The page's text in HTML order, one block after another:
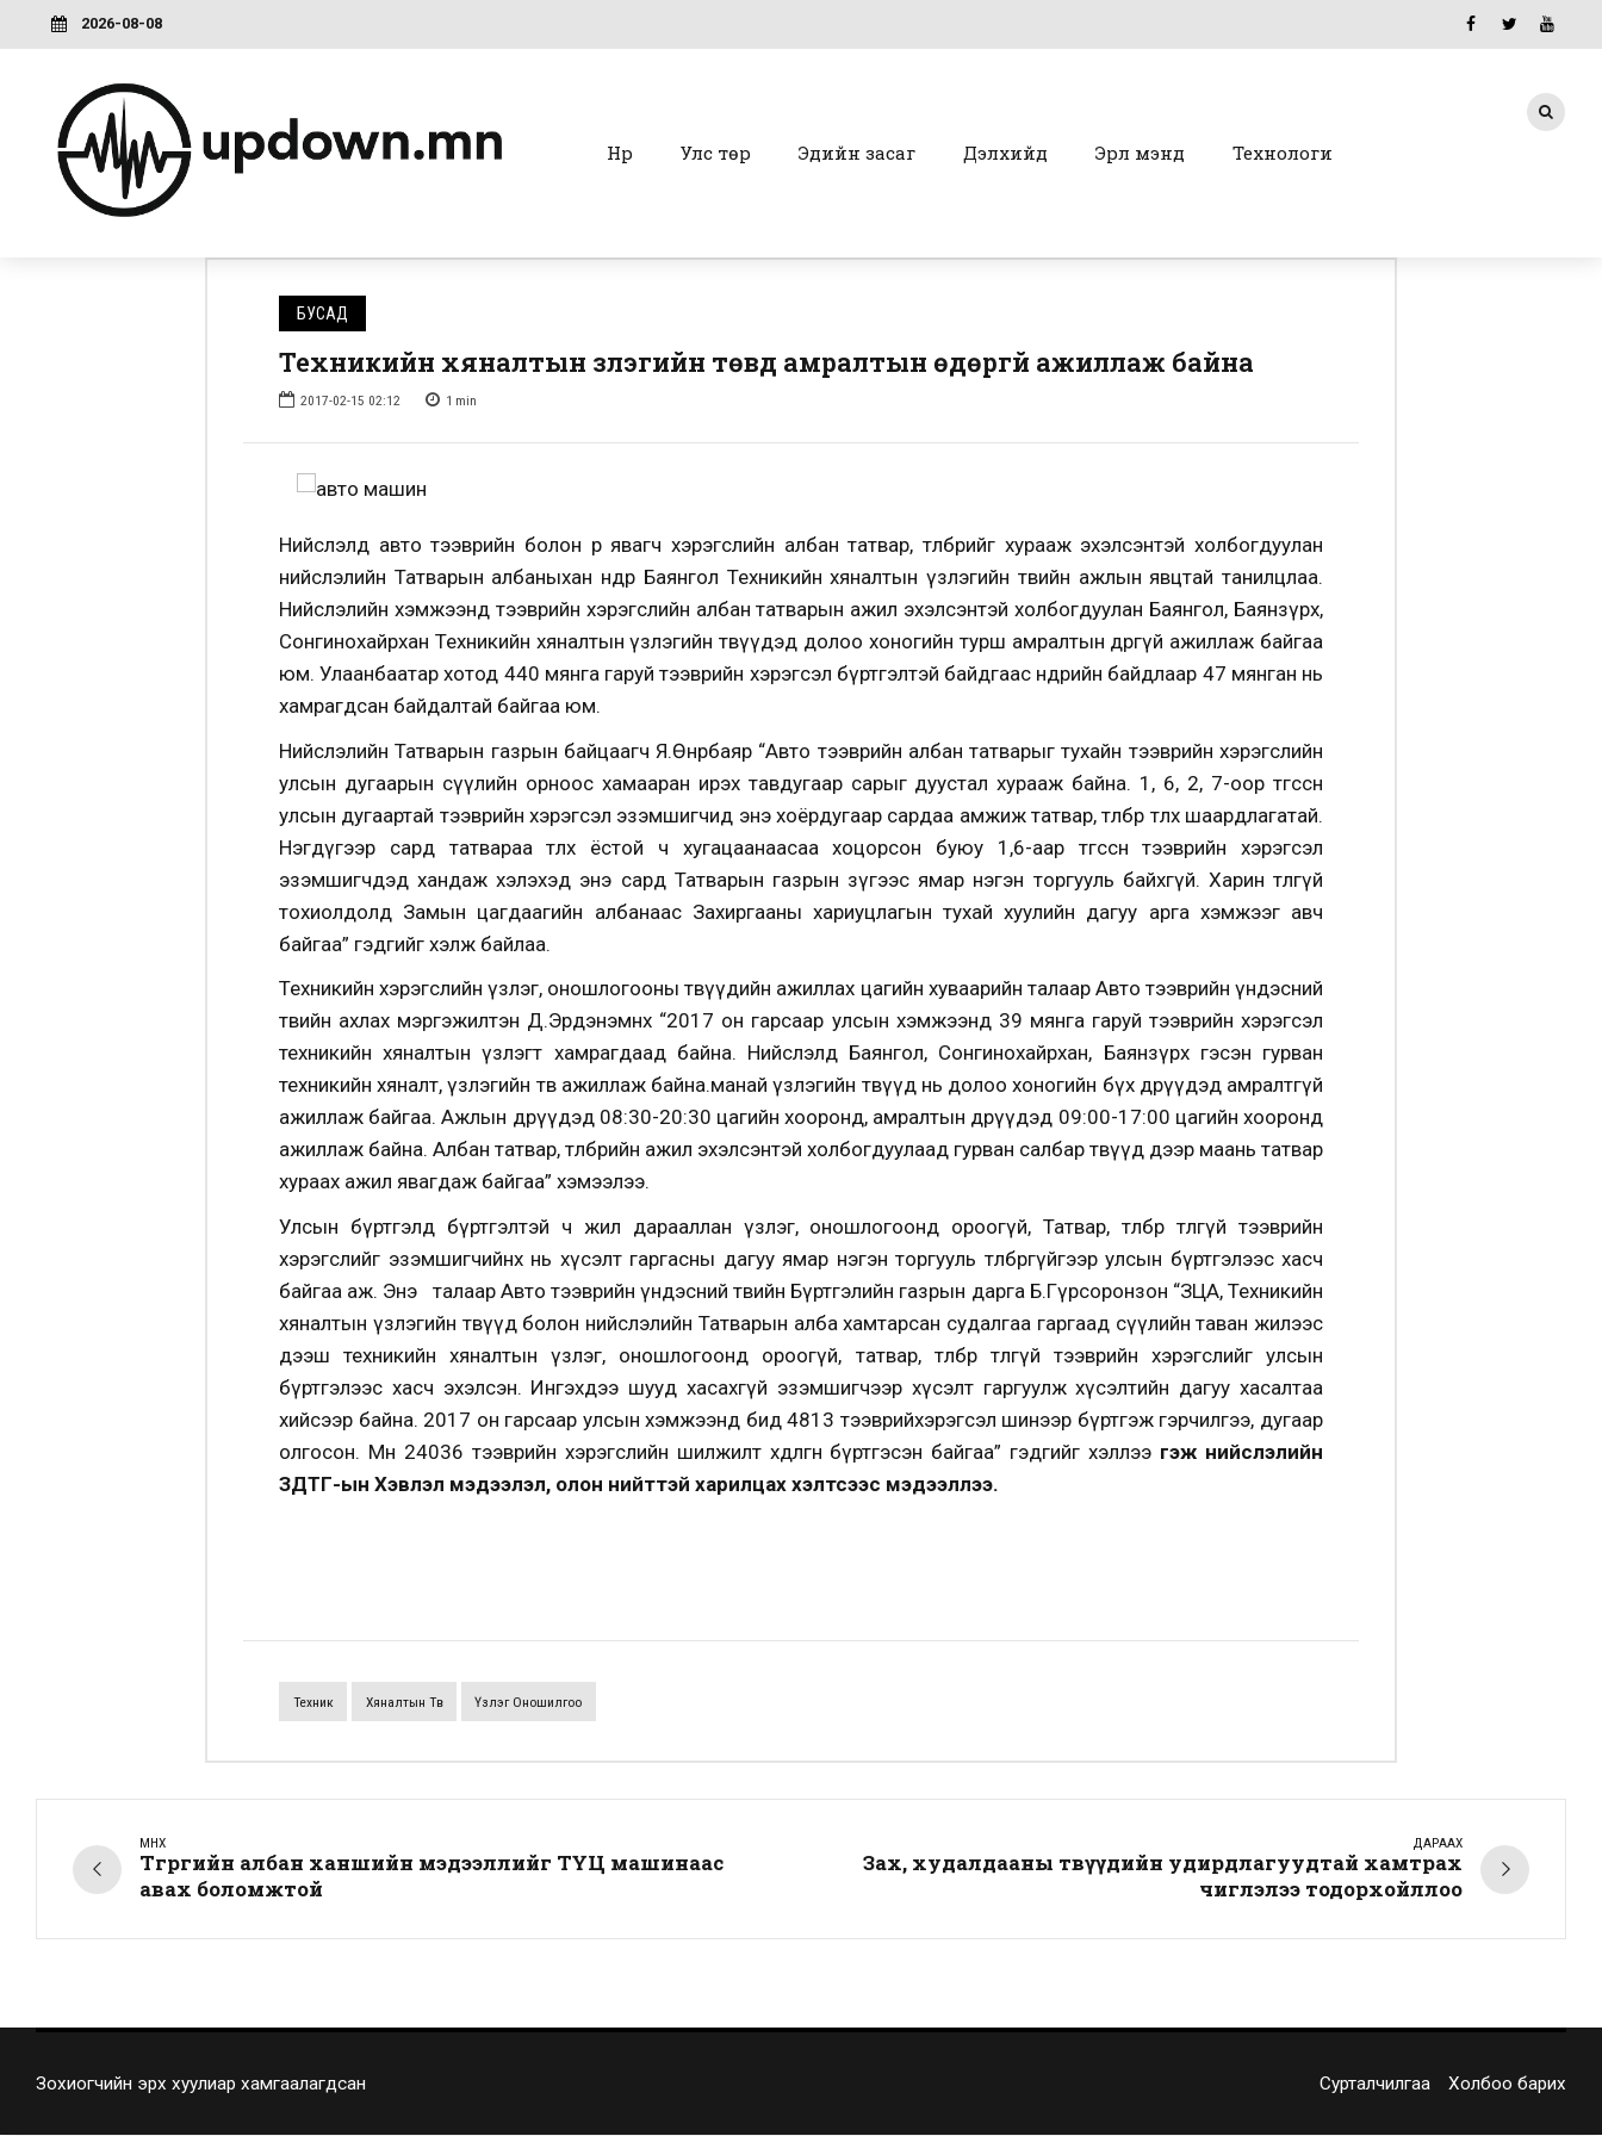
2026-08-08
Нүүр Улс төр Эдийн засаг Дэлхийд Эрүүл мэнд Технологи
БУСАД
Техникийн хяналтын үзлэгийн төвүүд амралтын өдөргүй ажиллаж байна
2017-02-15 02:12 1 min
Нийслэлд авто тээврийн болон өөрөө явагч хэрэгслийн албан татвар, төлбөрийг хурааж эхэлсэнтэй холбогдуулан
нийслэлийн Татварын албаныхан өнөөдөр Баянгол Техникийн хяналтын үзлэгийн төвийн ажлын явцтай танилцлаа.
Нийслэлийн хэмжээнд тээврийн хэрэгслийн албан татварын ажил эхэлсэнтэй холбогдуулан Баянгол, Баянзүрх,
Сонгинохайрхан Техникийн хяналтын үзлэгийн төвүүдэд долоо хоногийн турш амралтын өдөргүй ажиллаж байгаа
юм. Улаанбаатар хотод 440 мянга гаруй тээврийн хэрэгсэл бүртгэлтэй байдгаас өнөөдрийн байдлаар 47 мянган нь
хамрагдсан байдалтай байгаа юм.
Нийслэлийн Татварын газрын байцаагч Я.Өнөрбаяр “Авто тээврийн албан татварыг тухайн тээврийн хэрэгслийн
улсын дугаарын сүүлийн орноос хамааран ирэх тавдугаар сарыг дуустал хурааж байна. 1, 6, 2, 7-оор төгссөн
улсын дугаартай тээврийн хэрэгсэл эзэмшигчид энэ хоёрдугаар сардаа амжиж татвар, төлбөрөө төлөх шаардлагатай.
Нэгдүгээр сард татвараа төлөх ёстой ч хугацаанаасаа хоцорсон буюу 1,6-аар төгссөн тээврийн хэрэгсэл
эзэмшигчдэд хандаж хэлэхэд энэ сард Татварын газрын зүгээс ямар нэгэн торгууль байхгүй. Харин төлөөгүй
тохиолдолд Замын цагдаагийн албанаас Захиргааны хариуцлагын тухай хуулийн дагуу арга хэмжээг авч
байгаа” гэдгийг хэлж байлаа.
Техникийн хэрэгслийн үзлэг, оношлогооны төвүүдийн ажиллах цагийн хуваарийн талаар Авто тээврийн үндэсний
төвийн ахлах мэргэжилтэн Д.Эрдэнэмөнх “2017 он гарсаар улсын хэмжээнд 39 мянга гаруй тээврийн хэрэгсэл
техникийн хяналтын үзлэгт хамрагдаад байна. Нийслэлд Баянгол, Сонгинохайрхан, Баянзүрх гэсэн гурван
техникийн хяналт, үзлэгийн төв ажиллаж байна.манай үзлэгийн төвүүд нь долоо хоногийн бүх өдрүүдэд амралтгүй
ажиллаж байгаа. Ажлын өдрүүдэд 08:30-20:30 цагийн хооронд, амралтын өдрүүдэд 09:00-17:00 цагийн хооронд
ажиллаж байна. Албан татвар, төлбөрийн ажил эхэлсэнтэй холбогдуулаад гурван салбар төвүүд дээр маань татвар
хураах ажил явагдаж байгаа” хэмээлээ.
Улсын бүртгэлд бүртгэлтэй ч жил дарааллан үзлэг, оношлогоонд ороогүй, Татвар, төлбөрөө төлөөгүй тээврийн
хэрэгслийг эзэмшигчийнх нь хүсэлт гаргасны дагуу ямар нэгэн торгууль төлбөргүйгээр улсын бүртгэлээс хасч
байгаа аж. Энэ талаар Авто тээврийн үндэсний төвийн Бүртгэлийн газрын дарга Б.Гүрсоронзон “ЗЦА, Техникийн
хяналтын үзлэгийн төвүүд болон нийслэлийн Татварын алба хамтарсан судалгаа гаргаад сүүлийн таван жилээс
дээш техникийн хяналтын үзлэг, оношлогоонд ороогүй, татвар, төлбөрөө төлөөгүй тээврийн хэрэгслийг улсын
бүртгэлээс хасч эхэлсэн. Ингэхдээ шууд хасахгүй эзэмшигчээр хүсэлт гаргуулж хүсэлтийн дагуу хасалтаа
хийсээр байна. 2017 он гарсаар улсын хэмжээнд бид 4813 тээврийхэрэгсэл шинээр бүртгэж гэрчилгээ, дугаар
олгосон. Мөн 24036 тээврийн хэрэгслийн шилжилт хөдөлгөөн бүртгэсэн байгаа” гэдгийг хэллээ гэж нийслэлийн
ЗДТГ-ын Хэвлэл мэдээлэл, олон нийттэй харилцах хэлтсээс мэдээллээ.
Техник Хяналтын Төв Үзлэг Оношилгоо
ӨМНӨХ
Төгрөгийн албан ханшийн мэдээллийг ТҮЦ машинаас
авах боломжтой
ДАРААХ
Зах, худалдааны төвүүдийн удирдлагуудтай хамтрах
чиглэлээ тодорхойллоо
Зохиогчийн эрх хуулиар хамгаалагдсан Сурталчилгаа Холбоо барих